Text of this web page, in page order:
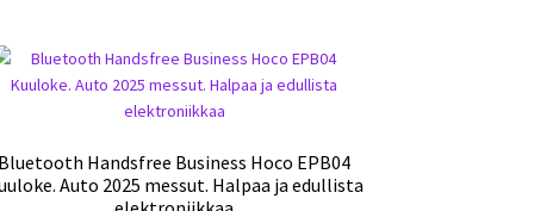
Bluetooth Handsfree Business Hoco EPB04
Auto 2025 messut. Halpaa ja edullista